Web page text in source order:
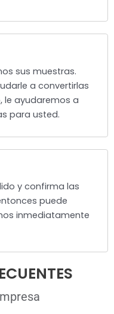
sus muestras.
a convertirlas
le ayudaremos a
para usted.
y confirma las
puede
inmediatamente